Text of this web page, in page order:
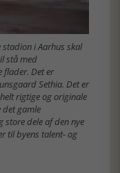
i Aarhus skal
stå med
flader. Det er
Sethia. Det er
rigtige og originale
gamle
store dele af den nye
til byens talent- og